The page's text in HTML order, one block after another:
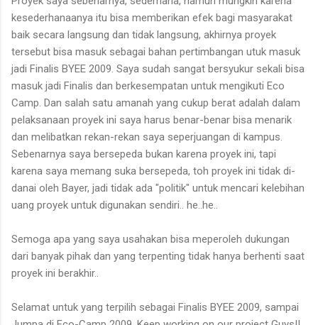
kesederhanaanya itu bisa memberikan efek bagi masyarakat
baik secara langsung dan tidak langsung, akhirnya proyek
tersebut bisa masuk sebagai bahan pertimbangan utuk masuk
jadi Finalis BYEE 2009. Saya sudah sangat bersyukur sekali bisa
masuk jadi Finalis dan berkesempatan untuk mengikuti Eco
Camp. Dan salah satu amanah yang cukup berat adalah dalam
pelaksanaan proyek ini saya harus benar-benar bisa menarik
dan melibatkan rekan-rekan saya seperjuangan di kampus.
Sebenarnya saya bersepeda bukan karena proyek ini, tapi
karena saya memang suka bersepeda, toh proyek ini tidak di-
danai oleh Bayer, jadi tidak ada "politik" untuk mencari kelebihan
uang proyek untuk digunakan sendiri.. he..he..
Semoga apa yang saya usahakan bisa meperoleh dukungan
dari banyak pihak dan yang terpenting tidak hanya berhenti saat
proyek ini berakhir..
Selamat untuk yang terpilih sebagai Finalis BYEE 2009, sampai